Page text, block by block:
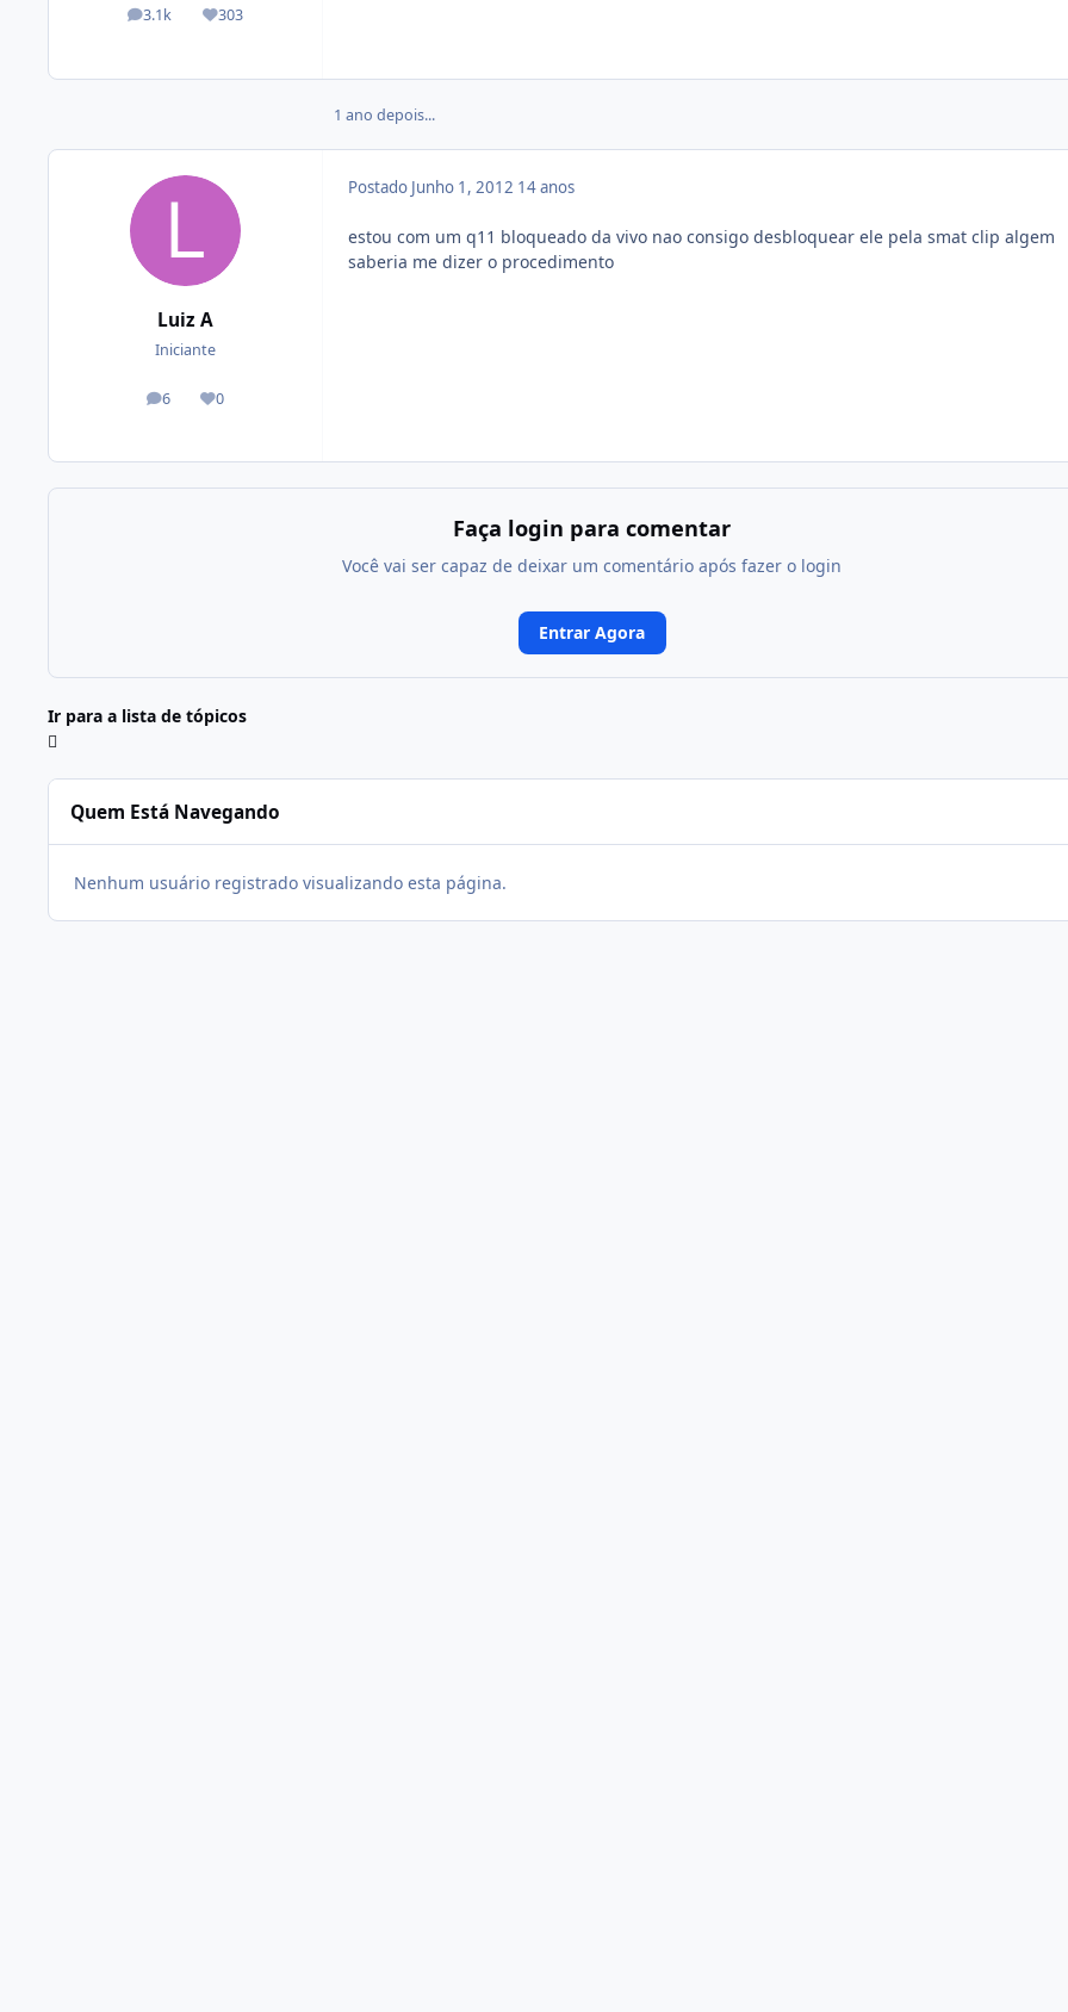
3.1k
posts 303
Reputação
1 ano depois...
Luiz A
Iniciante
6
posts 0
Reputação
Postado Junho 1, 2012 14 anos
estou com um q11 bloqueado da vivo nao consigo desbloquear ele pela smat clip algem
saberia me dizer o procedimento
Faça login para comentar
Você vai ser capaz de deixar um comentário após fazer o login
Entrar Agora
Ir para a lista de tópicos
Quem Está Navegando
Nenhum usuário registrado visualizando esta página.